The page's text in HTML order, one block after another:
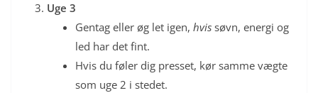
Uge 3
Gentag eller øg let igen, hvis søvn, energi og
led har det fint.
Hvis du føler dig presset, kør samme vægte
som uge 2 i stedet.